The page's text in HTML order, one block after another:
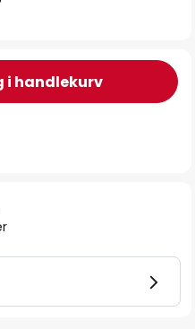
i handlekurv